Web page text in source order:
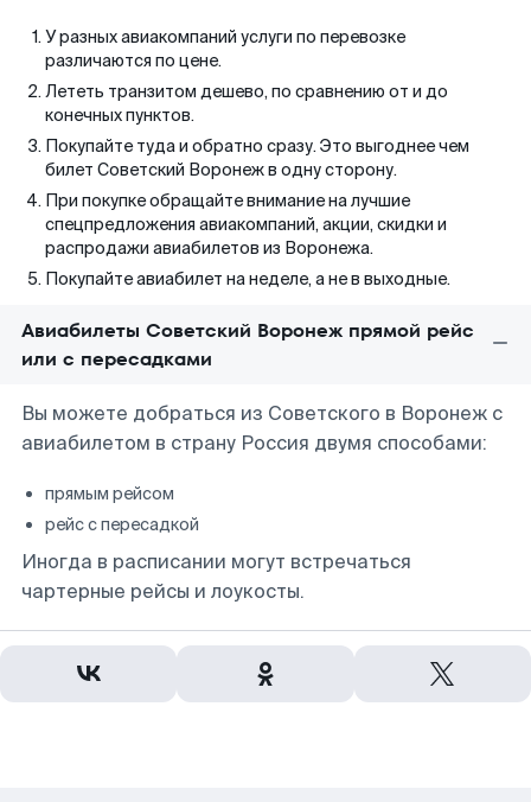
У разных авиакомпаний услуги по перевозке
различаются по цене.
Лететь транзитом дешево, по сравнению от и до
конечных пунктов.
Покупайте туда и обратно сразу. Это выгоднее чем
билет Советский Воронеж в одну сторону.
При покупке обращайте внимание на лучшие
спецпредложения авиакомпаний, акции, скидки и
распродажи авиабилетов из Воронежа.
Покупайте авиабилет на неделе, а не в выходные.
Авиабилеты Советский Воронеж прямой рейс
или с пересадками
Вы можете добраться из Советского в Воронеж с
авиабилетом в страну Россия двумя способами:
прямым рейсом
рейс с пересадкой
Иногда в расписании могут встречаться
чартерные рейсы и лоукосты.